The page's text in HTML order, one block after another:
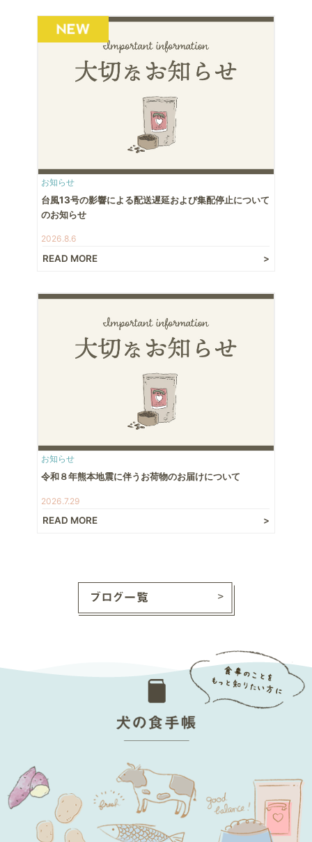
お知らせ
台風13号の影響による配送遅延および集配停止について
のお知らせ
2026.8.6
READ MORE
お知らせ
令和８年熊本地震に伴うお荷物のお届けについて
2026.7.29
READ MORE